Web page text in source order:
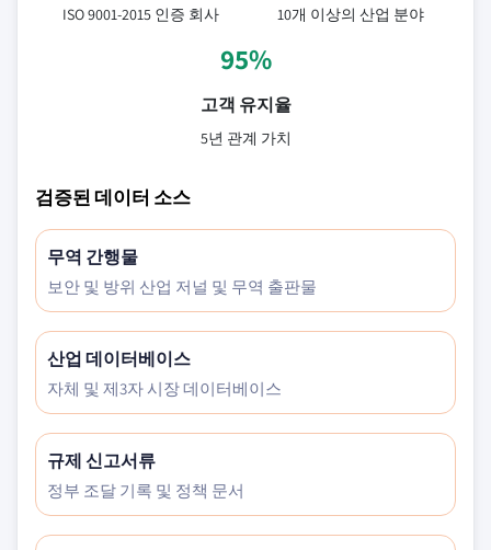
ISO 9001-2015 인증 회사 10개 이상의 산업 분야
95%
고객 유지율
5년 관계 가치
검증된 데이터 소스
무역 간행물
보안 및 방위 산업 저널 및 무역 출판물
산업 데이터베이스
자체 및 제3자 시장 데이터베이스
규제 신고서류
정부 조달 기록 및 정책 문서